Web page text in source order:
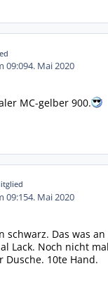
09:094. Mai 2020
MC-gelber 900.
09:154. Mai 2020
schwarz. Das was
Lack. Noch nicht
10te Hand.